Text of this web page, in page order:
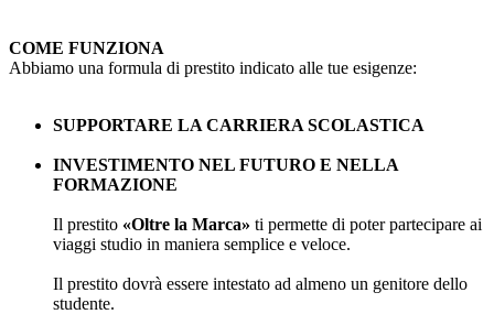
COME FUNZIONA
Abbiamo una formula di prestito indicato alle tue esigenze:
SUPPORTARE LA CARRIERA SCOLASTICA
INVESTIMENTO NEL FUTURO E NELLA
FORMAZIONE
Il prestito «Oltre la Marca» ti permette di poter partecipare ai
viaggi studio in maniera semplice e veloce.
Il prestito dovrà essere intestato ad almeno un genitore dello
studente.